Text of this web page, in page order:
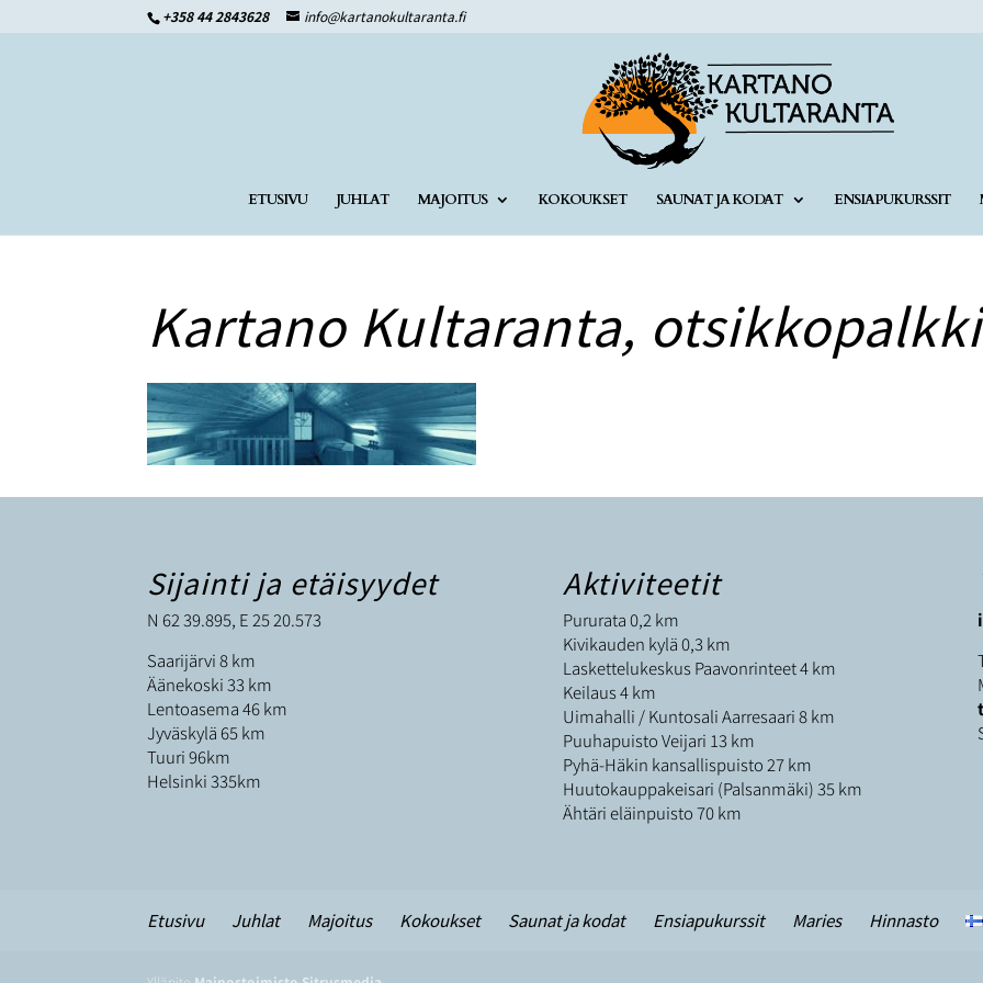
+358 44 2843628 info@kartanokultaranta.fi
ETUSIVU JUHLAT MAJOITUS KOKOUKSET SAUNAT JA KODAT ENSIAPUKURSSIT
Kartano Kultaranta, otsikkopalkki
Sijainti ja etäisyydet
N 62 39.895, E 25 20.573
Saarijärvi 8 km
Äänekoski 33 km
Lentoasema 46 km
Jyväskylä 65 km
Tuuri 96km
Helsinki 335km
Aktiviteetit
Pururata 0,2 km
Kivikauden kylä 0,3 km
Laskettelukeskus Paavonrinteet 4 km
Keilaus 4 km
Uimahalli / Kuntosali Aarresaari 8 km
Puuhapuisto Veijari 13 km
Pyhä-Häkin kansallispuisto 27 km
Huutokauppakeisari (Palsanmäki) 35 km
Ähtäri eläinpuisto 70 km
Etusivu Juhlat Majoitus Kokoukset Saunat ja kodat Ensiapukurssit Maries Hinnasto